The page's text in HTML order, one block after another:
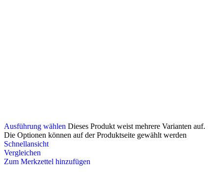
Ausführung wählen Dieses Produkt weist mehrere Varianten auf.
Die Optionen können auf der Produktseite gewählt werden
Schnellansicht
Vergleichen
Zum Merkzettel hinzufügen